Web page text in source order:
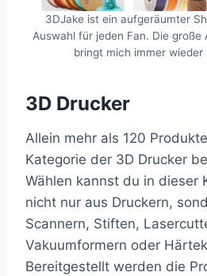
3DJake ist ein aufgeräumter
Auswahl für jeden Fan. Die große
bringt mich immer wieder
3D Drucker
Allein mehr als 120
Kategorie der 3D Drucker
Wählen kannst du in dieser
nicht nur aus Druckern,
Scannern, Stiften,
Vakuumformern oder
Bereitgestellt werden die